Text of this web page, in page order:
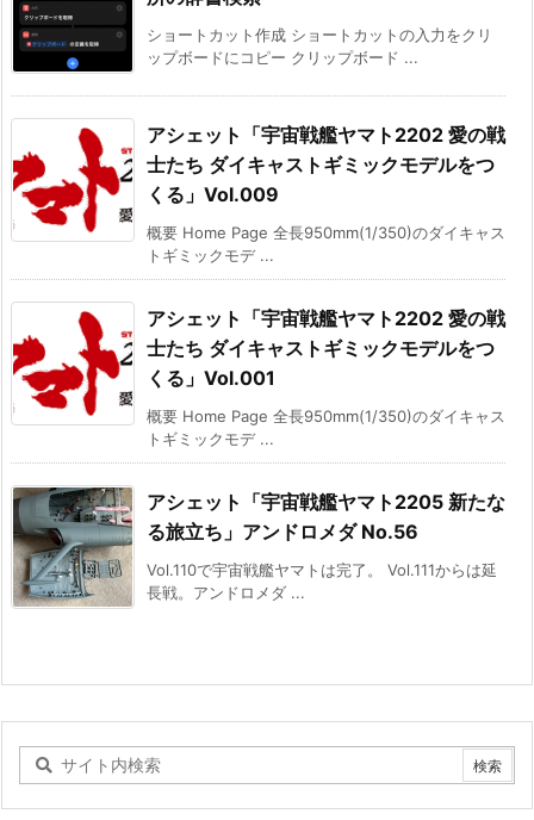
ショートカット作成 ショートカットの入力をクリ
ップボードにコピー クリップボード ...
アシェット「宇宙戦艦ヤマト2202 愛の戦
士たち ダイキャストギミックモデルをつ
くる」Vol.009
概要 Home Page 全長950mm(1/350)のダイキャス
トギミックモデ ...
アシェット「宇宙戦艦ヤマト2202 愛の戦
士たち ダイキャストギミックモデルをつ
くる」Vol.001
概要 Home Page 全長950mm(1/350)のダイキャス
トギミックモデ ...
アシェット「宇宙戦艦ヤマト2205 新たな
る旅立ち」アンドロメダ No.56
Vol.110で宇宙戦艦ヤマトは完了。 Vol.111からは延
長戦。アンドロメダ ...